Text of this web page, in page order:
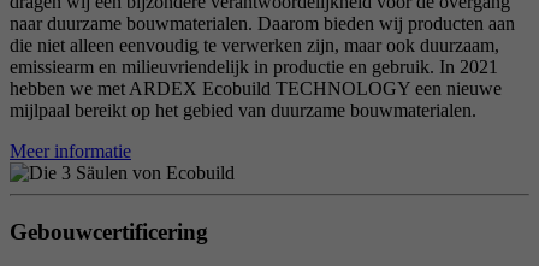
naar duurzame bouwmaterialen. Daarom bieden wij producten aan
die niet alleen eenvoudig te verwerken zijn, maar ook duurzaam,
emissiearm en milieuvriendelijk in productie en gebruik. In 2021
hebben we met ARDEX Ecobuild TECHNOLOGY een nieuwe
mijlpaal bereikt op het gebied van duurzame bouwmaterialen.
Meer informatie
Gebouwcertificering